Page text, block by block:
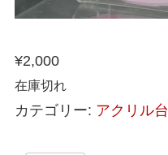
¥2,000
在庫切れ
カテゴリー: アクリル